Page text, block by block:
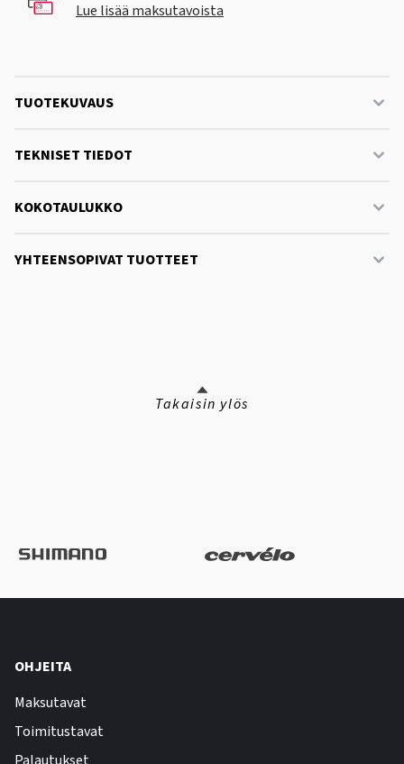
Lue lisää maksutavoista
TUOTEKUVAUS
TEKNISET TIEDOT
KOKOTAULUKKO
YHTEENSOPIVAT TUOTTEET
Takaisin ylös
OHJEITA
Maksutavat
Toimitustavat